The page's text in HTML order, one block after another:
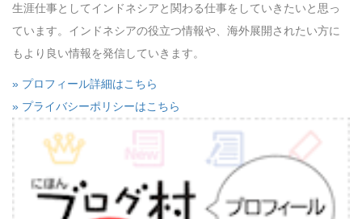
生涯仕事としてインドネシアと関わる仕事をしていきたいと思っ
ています。インドネシアの役立つ情報や、海外展開されたい方に
もより良い情報を発信していきます。
» プロフィール詳細はこちら
» プライバシーポリシーはこちら